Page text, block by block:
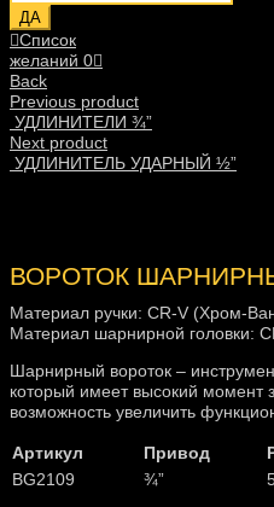
ДА
Список
желаний 0
Back
Previous product
УДЛИНИТЕЛИ ¾”
Next product
УДЛИНИТЕЛЬ УДАРНЫЙ ½”
ВОРОТОК
Материал ручки: CR-V (Хром-
Материал шарнирной головки:
Шарнирный вороток –
который имеет высокий момент
возможность увеличить
Артикул Привод
BG2109 ¾”